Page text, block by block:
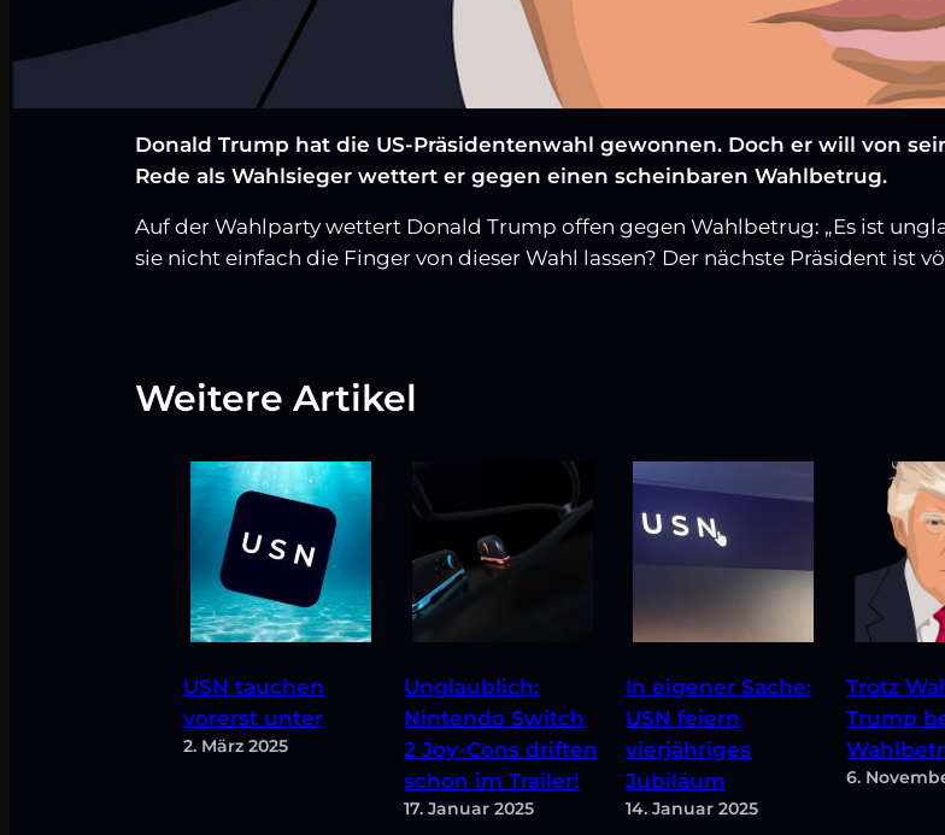
Donald Trump hat die US-Präsidentenwahl gewonnen. Doch er will von
Rede als Wahlsieger wettert er gegen einen scheinbaren Wahlbetrug.
Auf der Wahlparty wettert Donald Trump offen gegen Wahlbetrug: „Es ist
sie nicht einfach die Finger von dieser Wahl lassen? Der nächste Präsident ist
Weitere Artikel
USN tauchen
vorerst unter
2. März 2025
Unglaublich:
Nintendo Switch
2 Joy-Cons driften
schon im Trailer!
17. Januar 2025
In eigener Sache:
USN feiern
vierjähriges
Jubiläum
14. Januar 2025
Trotz
Trump
6.